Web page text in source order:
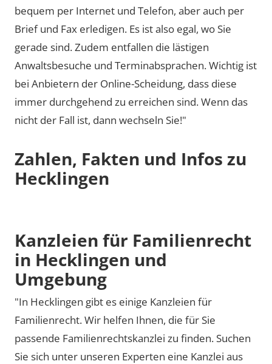
bequem per Internet und Telefon, aber auch per
Brief und Fax erledigen. Es ist also egal, wo Sie
gerade sind. Zudem entfallen die lästigen
Anwaltsbesuche und Terminabsprachen. Wichtig ist
bei Anbietern der Online-Scheidung, dass diese
immer durchgehend zu erreichen sind. Wenn das
nicht der Fall ist, dann wechseln Sie!"
Zahlen, Fakten und Infos zu
Hecklingen
Kanzleien für Familienrecht
in Hecklingen und
Umgebung
"In Hecklingen gibt es einige Kanzleien für
Familienrecht. Wir helfen Ihnen, die für Sie
passende Familienrechtskanzlei zu finden. Suchen
Sie sich unter unseren Experten eine Kanzlei aus